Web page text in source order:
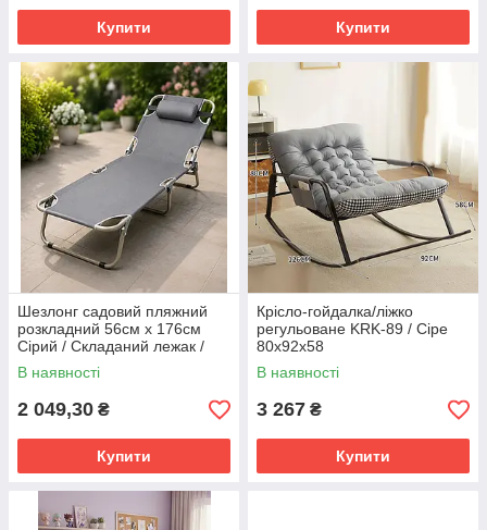
Купити Купити
Шезлонг садовий пляжний
розкладний 56см х 176см
Сірий / Складаний лежак /
Розкладний шезлонг з
підголівником
В наявності
2 049,30 ₴
Купити
Крісло-гойдалка/ліжко
регульоване KRK-89 / Сіре
80х92х58
В наявності
3 267 ₴
Купити